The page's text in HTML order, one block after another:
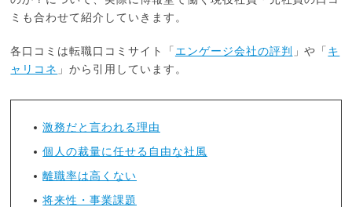
ミも合わせて紹介していきます。
各口コミは転職口コミサイト「 エンゲージ会社の評判 」や「 キ
ャリコネ 」から引用しています。
激務だと言われる理由
個人の裁量に任せる自由な社風
離職率は高くない
将来性・事業課題